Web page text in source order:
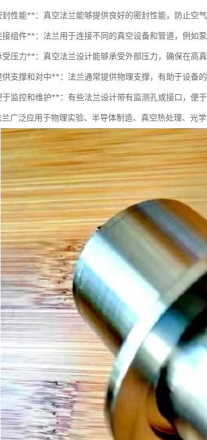
性能**：真空法兰能够提供良好的密封性能，防止空
组件**：法兰用于连接不同的真空设备和管道，例如
压力**：真空法兰设计能够承受外部压力，确保在高真
支撑和对中**：法兰通常提供物理支撑，有助于设备
监控和维护**：有些法兰设计带有监测孔或接口，便
广泛应用于物理实验、半导体制造、真空热处理、光学